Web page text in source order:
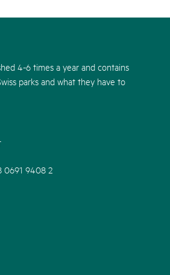
4-6 times a year and contains
parks and what they have to
0691 9408 2